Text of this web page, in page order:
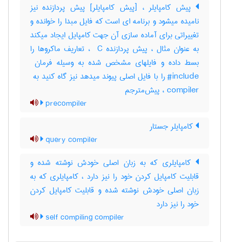
پیش کامپایلر ، [پیش کامپایلر] پیش پردازنده نیز
نامیده میشود و برنامه ای است که فایل مبدا را خوانده و
تغییراتی برای آماده سازی آن جهت کامپایل ایجاد میکند
به عنوان مثال ، پیش پردازنده ‎ C ، تعاریف ماکروها را
compiler ، پیش‌مترجم
precompiler
کامپایلر جستار
query compiler
کامپایلری که به زبان اصلی خودش نوشته شده و
قابلیت کامپایل کردن خود را نیز دارد ، کامپایلری که به
زبان اصلی خودش نوشته شده و قابلیت کامپایل کردن
خود را نیز دارد
self compiling compiler